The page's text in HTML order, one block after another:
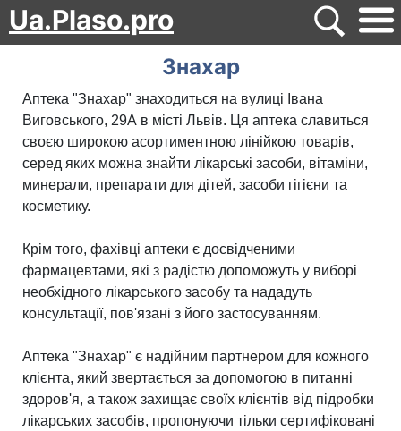
Ua.Plaso.pro
Знахар
Аптека "Знахар" знаходиться на вулиці Івана
Виговського, 29А в місті Львів. Ця аптека славиться
своєю широкою асортиментною лінійкою товарів,
серед яких можна знайти лікарські засоби, вітаміни,
минерали, препарати для дітей, засоби гігієни та
косметику.
Крім того, фахівці аптеки є досвідченими
фармацевтами, які з радістю допоможуть у виборі
необхідного лікарського засобу та нададуть
консультації, пов'язані з його застосуванням.
Аптека "Знахар" є надійним партнером для кожного
клієнта, який звертається за допомогою в питанні
здоров'я, а також захищає своїх клієнтів від підробки
лікарських засобів, пропонуючи тільки сертифіковані